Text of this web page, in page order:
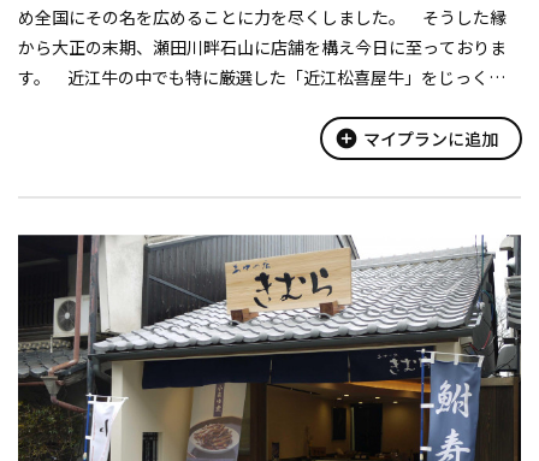
め全国にその名を広めることに力を尽くしました。 そうした縁
から大正の末期、瀬田川畔石山に店舗を構え今日に至っておりま
す。 近江牛の中でも特に厳選した「近江松喜屋牛」をじっくり
add_circle マイプランに追加